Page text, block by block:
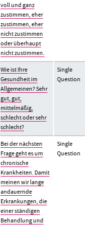
voll und ganz
zustimmen, eher
zustimmen, eher
nicht zustimmen
oder überhaupt
nicht zustimmen.
Wie ist Ihre
Gesundheit im
Allgemeinen? Sehr
gut, gut,
mittelmäßig,
schlecht oder sehr
schlecht?
Single
Question
Bei der nächsten
Frage geht es um
chronische
Krankheiten. Damit
meinen wir lange
andauernde
Erkrankungen, die
einer ständigen
Behandlung und
Single
Question